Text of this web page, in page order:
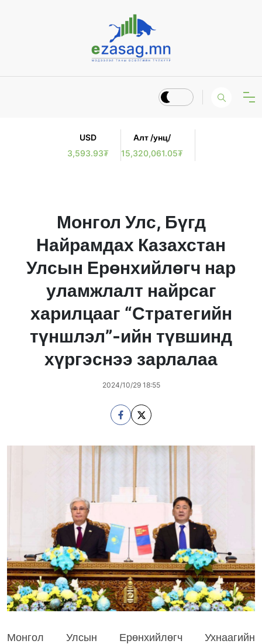
USD
3,593.93₮
Алт /унц/
15,320,061.05₮
Монгол Улс, Бүгд
Найрамдах Казахстан
Улсын Ерөнхийлөгч нар
уламжлалт найрсаг
харилцааг “Стратегийн
түншлэл”-ийн түвшинд
хүргэснээ зарлалаа
2024/10/29 18:55
Монгол Улсын Ерөнхийлөгч Ухнаагийн